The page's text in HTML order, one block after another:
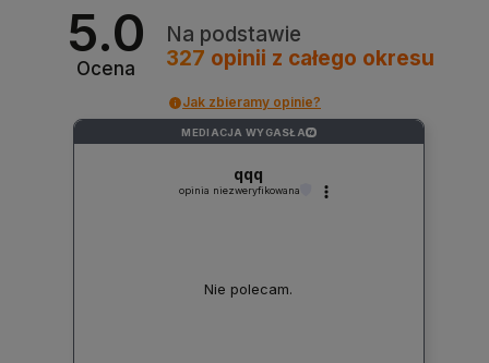
5.0
Ocena
Na podstawie
327 opinii z całego okresu
Jak zbieramy opinie?
MEDIACJA WYGASŁA ?
qqq
opinia niezweryfikowana
Nie polecam.